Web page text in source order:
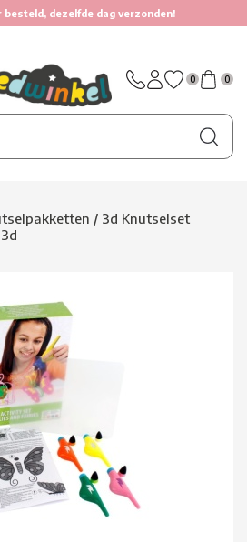
besteld, dezelfde dag verzonden!
0 0
/ 3d Knutselset